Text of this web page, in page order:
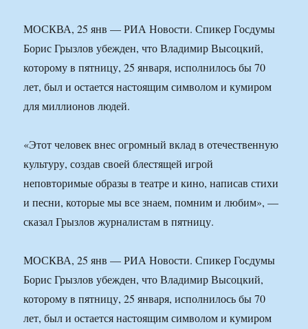
МОСКВА, 25 янв — РИА Новости. Спикер Госдумы
Борис Грызлов убежден, что Владимир Высоцкий,
которому в пятницу, 25 января, исполнилось бы 70
лет, был и остается настоящим символом и кумиром
для миллионов людей.
«Этот человек внес огромный вклад в отечественную
культуру, создав своей блестящей игрой
неповторимые образы в театре и кино, написав стихи
и песни, которые мы все знаем, помним и любим», —
сказал Грызлов журналистам в пятницу.
МОСКВА, 25 янв — РИА Новости. Спикер Госдумы
Борис Грызлов убежден, что Владимир Высоцкий,
которому в пятницу, 25 января, исполнилось бы 70
лет, был и остается настоящим символом и кумиром